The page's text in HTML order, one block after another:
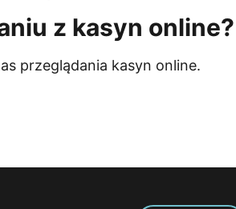
z kasyn online?
przeglądania kasyn online.